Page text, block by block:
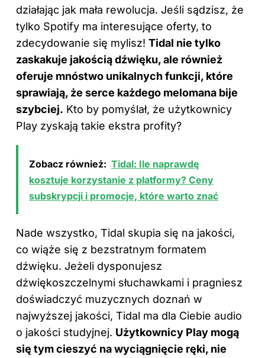
działając jak mała rewolucja. Jeśli sądzisz, że
tylko Spotify ma interesujące oferty, to
zdecydowanie się mylisz! Tidal nie tylko
zaskakuje jakością dźwięku, ale również
oferuje mnóstwo unikalnych funkcji, które
sprawiają, że serce każdego melomana bije
szybciej. Kto by pomyślał, że użytkownicy
Play zyskają takie ekstra profity?
Zobacz również: Tidal: Ile naprawdę
kosztuje korzystanie z platformy? Ceny
subskrypcji i promocje, które warto znać
Nade wszystko, Tidal skupia się na jakości,
co wiąże się z bezstratnym formatem
dźwięku. Jeżeli dysponujesz
dźwiękoszczelnymi słuchawkami i pragniesz
doświadczyć muzycznych doznań w
najwyższej jakości, Tidal ma dla Ciebie audio
o jakości studyjnej. Użytkownicy Play mogą
się tym cieszyć na wyciągnięcie ręki, nie